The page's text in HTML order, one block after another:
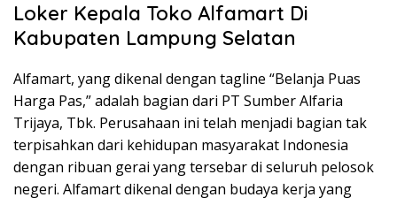
Loker Kepala Toko Alfamart Di
Kabupaten Lampung Selatan
Alfamart, yang dikenal dengan tagline “Belanja Puas
Harga Pas,” adalah bagian dari PT Sumber Alfaria
Trijaya, Tbk. Perusahaan ini telah menjadi bagian tak
terpisahkan dari kehidupan masyarakat Indonesia
dengan ribuan gerai yang tersebar di seluruh pelosok
negeri. Alfamart dikenal dengan budaya kerja yang